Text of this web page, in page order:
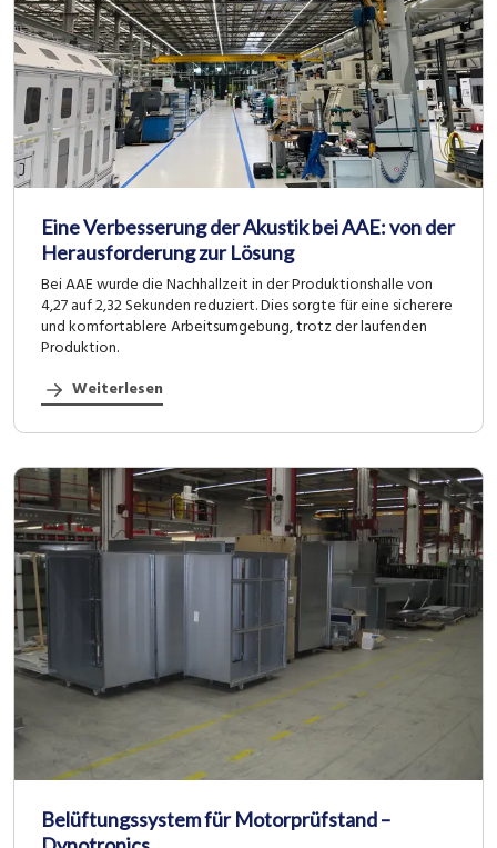
Eine Verbesserung der Akustik bei AAE: von der
Herausforderung zur Lösung
Bei AAE wurde die Nachhallzeit in der Produktionshalle von
4,27 auf 2,32 Sekunden reduziert. Dies sorgte für eine sicherere
und komfortablere Arbeitsumgebung, trotz der laufenden
Produktion.
Weiterlesen
Belüftungssystem für Motorprüfstand –